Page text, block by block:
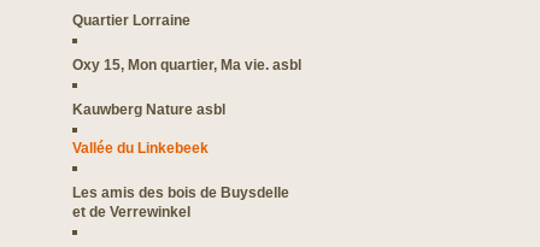
Quartier Lorraine
Oxy 15, Mon quartier, Ma vie. asbl
Kauwberg Nature asbl
Vallée du Linkebeek
Les amis des bois de Buysdelle
et de Verrewinkel